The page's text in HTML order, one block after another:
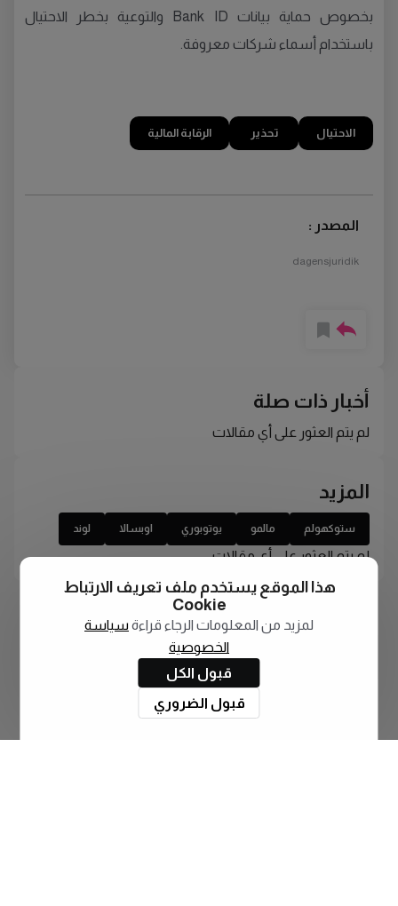
بخصوص حماية بيانات Bank ID والتوعية بخطر الاحتيال
باستخدام أسماء شركات معروفة.
الاحتيال تحذير الرقابة المالية
المصدر :
dagensjuridik
أخبار ذات صلة
لم يتم العثور على أي مقالات
المزيد
ستوكهولم مالمو يوتوبوري اوبسالا لوند
لم يتم العثور على أي مقالات
هذا الموقع يستخدم ملف تعريف الارتباط
Cookie
لمزيد من المعلومات الرجاء قراءة سياسة
الخصوصية
قبول الكل
قبول الضروري